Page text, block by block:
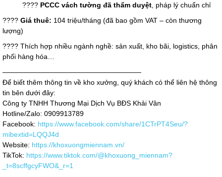
???? PCCC vách tường đã thẩm duyệt , pháp lý chuẩn chỉ
???? Giá thuê: 104 triệu/tháng (đã bao gồm VAT – còn thương
lượng)
???? Thích hợp nhiều ngành nghề: sản xuất, kho bãi, logistics, phân
phối hàng hóa…
————————————————————
Để biết thêm thông tin về kho xưởng, quý khách có thể liên hệ thông
tin bên dưới đây:
Công ty TNHH Thương Mại Dịch Vụ BĐS Khải Vân
Hotline/Zalo: 0909913789
Facebook: https://www.facebook.com/share/1CTrPT4Seu/?
mibextid=LQQJ4d
Website: https://khoxuongmiennam.vn/
TikTok: https://www.tiktok.com/@khoxuong_miennam?
_t=8scffgcyFWO&_r=1